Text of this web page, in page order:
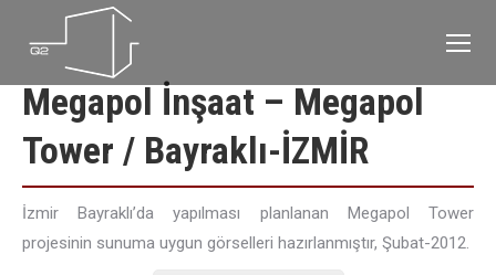
Megapol İnşaat – Megapol
Tower / Bayraklı-İZMİR
İzmir Bayraklı’da yapılması planlanan Megapol Tower
projesinin sunuma uygun görselleri hazırlanmıştır, Şubat-2012.